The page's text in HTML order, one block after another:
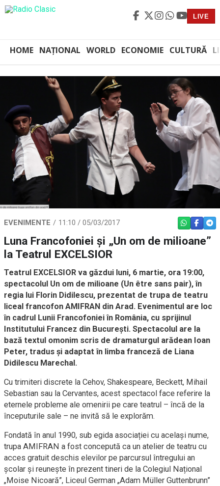
LIVE
HOME NAȚIONAL WORLD ECONOMIE CULTURĂ
EVENIMENTE 11:10 / 05/03/2017 WHATSAPP
Luna Francofoniei și „Un om de milioane”
la Teatrul EXCELSIOR
Teatrul EXCELSIOR va găzdui luni, 6 martie, ora 19:00,
spectacolul Un om de milioane (Un être sans pair), în
regia lui Florin Didilescu, prezentat de trupa de teatru
liceal francofon AMIFRAN din Arad. Evenimentul are loc
în cadrul Lunii Francofoniei în România, cu sprijinul
Institutului Francez din București. Spectacolul are la
bază textul omonim scris de dramaturgul arădean Ioan
Peter, tradus și adaptat în limba franceză de Liana
Didilescu Marechal.
Cu trimiteri discrete la Cehov, Shakespeare, Beckett, Mihail
Sebastian sau la Cervantes, acest spectacol face referire la
eternele probleme ale omenirii pe care teatrul – încă de la
începuturile sale – ne invită să le explorăm.
Fondată în anul 1990, sub egida asociației cu același nume,
trupa AMIFRAN a fost concepută ca un atelier de teatru cu
acces gratuit deschis elevilor pe parcursul întregului an
școlar și reunește în prezent tineri de la Colegiul Național
„Moise Nicoară”, Liceul German „Adam Müller Guttenbrunn”